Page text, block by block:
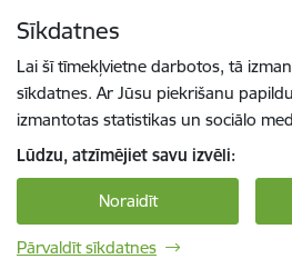
Sīkdatnes
Lai šī tīmekļvietne darbotos, tā
sīkdatnes. Ar Jūsu piekrišanu
izmantotas statistikas un sociālo
Lūdzu, atzīmējiet savu izvēli:
Noraidīt
Pārvaldīt sīkdatnes